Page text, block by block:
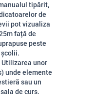
tipărit,
de
pot vizualiza
față de
peste
Utilizarea unor
unde elemente
sau un
de curs.